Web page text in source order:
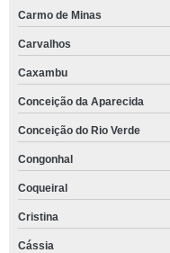
Carmo de Minas
Carvalhos
Caxambu
Conceição da Aparecida
Conceição do Rio Verde
Congonhal
Coqueiral
Cristina
Cássia